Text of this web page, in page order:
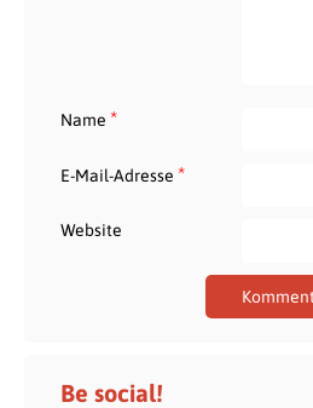
Name *
E-Mail-Adresse *
Website
Be social!